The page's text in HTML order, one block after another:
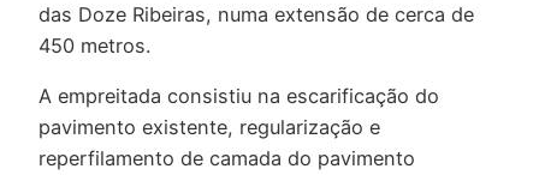
das Doze Ribeiras, numa extensão de cerca de
450 metros.
A empreitada consistiu na escarificação do
pavimento existente, regularização e
reperfilamento de camada do pavimento